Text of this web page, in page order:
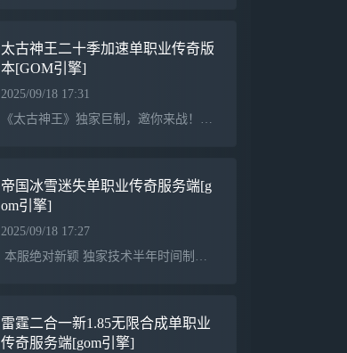
太古神王二十季加速单职业传奇版
本[GOM引擎]
2025/09/18 17:31
《太古神王》独家巨制，邀你来战！！！游戏介绍 元宝1:2500000 充值点1:1 网银多送100% 点卡多送100%游戏介绍 第一季首战首区·史诗巨作 “太古神王”游戏介绍 本服每个区开区后两小时举行一次狂爆充值点活动游戏介绍 独家BUFF、设计合理、无秒杀、不变态，给您从未体验过的激情游戏介绍 最高端定制封挂系统 封挂严格 公平长期服 全图ＢＯＳＳ游戏介绍 本服无任何无用活动.所有活动都是在送你钱。一天上百不是梦游戏介绍 每天开放５个新区 绝对稳定.长久公平.绝对激情 游戏介绍 本服永久承诺：将免费进行
帝国冰雪迷失单职业传奇服务端[g
om引擎]
2025/09/18 17:27
本服绝对新颖 独家技术半年时间制作 团队运营 万元封挂 请游戏体验！原创正版，装备一切靠打！全球首发，装备保值，封杀一切外挂！！金币比例1:10 商行充值100元以上多送百分之10拿沙奖励RMB：2888-5888元不等！ 奖励绝对真实，不存在领取限制等手段！20元顶赞，绝无任何坑爹隐藏消费，无土豪充值地图，货币自由买卖！
雷霆二合一新1.85无限合成单职业
传奇服务端[gom引擎]